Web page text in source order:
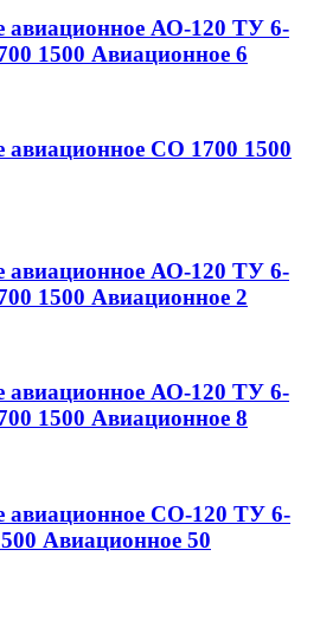
авиационное АО-120 ТУ 6-
1500 Авиационное 6
авиационное СО 1700 1500
авиационное АО-120 ТУ 6-
1500 Авиационное 2
авиационное АО-120 ТУ 6-
1500 Авиационное 8
авиационное СО-120 ТУ 6-
Авиационное 50